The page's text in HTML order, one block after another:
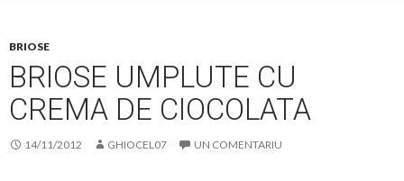
BRIOSE
BRIOSE UMPLUTE CU
CREMA DE CIOCOLATA
14/11/2012 GHIOCEL07 UN COMENTARIU